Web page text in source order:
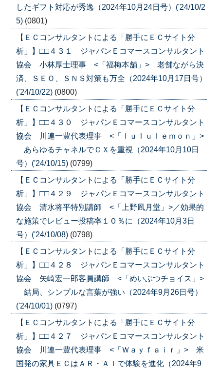
したギフト対応が秀逸（2024年10月24日号）('24/10/2
5) (0801)
【ＥＣコンサルタントによる「勝手にＥＣサイト分
析」】□□４３１ ジャパンＥコマースコンサルタント
協会 小林厚士理事 <「福梅本舗」> 老舗ながら決
済、ＳＥＯ、ＳＮＳ対策も万全（2024年10月17日号）
('24/10/22) (0800)
【ＥＣコンサルタントによる「勝手にＥＣサイト分
析」】□□４３０ ジャパンＥコマースコンサルタント
協会 川連一豊代表理事 <「ｌｕｌｕｌｅｍｏｎ」>
あらゆるチャネルでＣＸを重視（2024年10月10日
号）('24/10/15) (0799)
【ＥＣコンサルタントによる「勝手にＥＣサイト分
析」】□□４２９ ジャパンＥコマースコンサルタント
協会 清水将平特別講師 <「上野凮月堂」>／効果的
な施策でレビュー投稿率１０％に（2024年10月3日
号）('24/10/08) (0798)
【ＥＣコンサルタントによる「勝手にＥＣサイト分
析」】□□４２８ ジャパンＥコマースコンサルタント
協会 矢崎宏一郎客員講師 <「めいぶつチョイス」>
結局、シンプルな言葉が強い（2024年9月26日号）
('24/10/01) (0797)
【ＥＣコンサルタントによる「勝手にＥＣサイト分
析」】□□４２７ ジャパンＥコマースコンサルタント
協会 川連一豊代表理事 <「Ｗａｙｆａｉｒ」> 米
国発の家具ＥＣはＡＲ・ＡＩで体験を進化（2024年9